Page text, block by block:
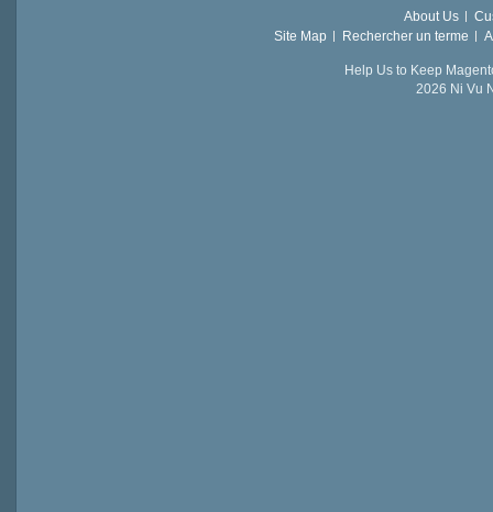
About Us
Site Map
Rechercher un terme
Help Us to Keep
2026 Ni Vu